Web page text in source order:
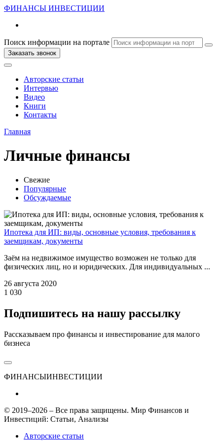
ФИНАНСЫ ИНВЕСТИЦИИ
Поиск информации на портале
Заказать звонок
Авторские статьи
Интервью
Видео
Книги
Контакты
Главная
Личные финансы
Свежие
Популярные
Обсуждаемые
Ипотека для ИП: виды, основные условия, требования к
заемщикам, документы
Заём на недвижимое имущество возможен не только для
физических лиц, но и юридических. Для индивидуальных ...
26 августа 2020
1 030
Подпишитесь на нашу рассылку
Рассказываем про финансы и инвестирование для малого
бизнеса
ФИНАНСЫИНВЕСТИЦИИ
© 2019–2026 – Все права защищены. Мир Финансов и
Инвестиций: Статьи, Анализы
Авторские статьи